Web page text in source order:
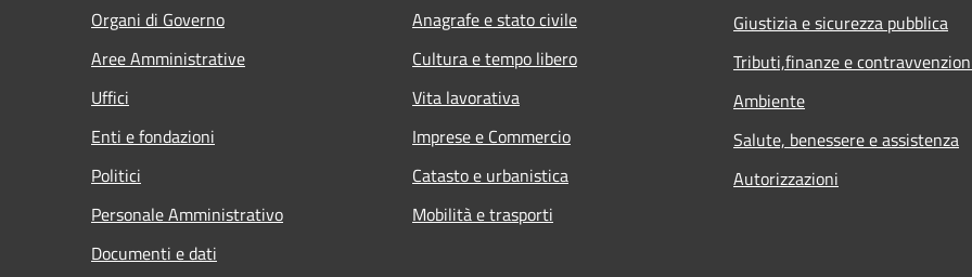
Organi di Governo
Aree Amministrative
Uffici
Enti e fondazioni
Politici
Personale Amministrativo
Documenti e dati
Anagrafe e stato civile
Cultura e tempo libero
Vita lavorativa
Imprese e Commercio
Catasto e urbanistica
Mobilità e trasporti
Giustizia e sicurezza pubblica
Tributi,finanze e
Ambiente
Salute, benessere e assistenza
Autorizzazioni